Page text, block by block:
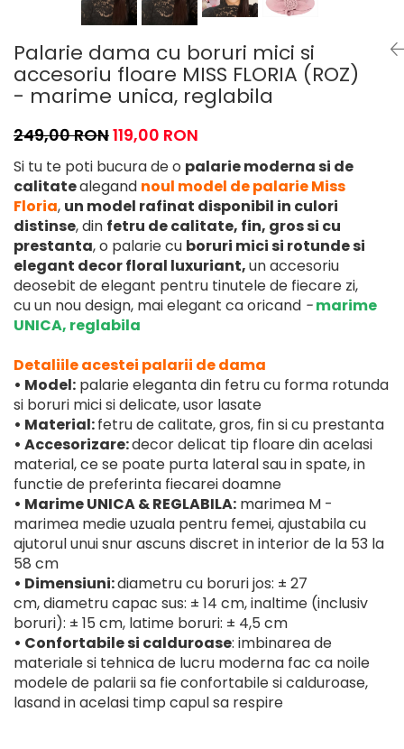
Palarie dama cu boruri mici si
accesoriu floare MISS FLORIA (ROZ)
- marime unica, reglabila
249,00 RON119,00 RON
Si tu te poti bucura de o palarie moderna si de
calitatealegand noul model de palarie Miss
Floria, un model rafinat disponibil in culori
distinse, din fetru de calitate, fin, gros si cu
prestanta, o palarie cu boruri mici si rotunde si
elegant decor floral luxuriant,un accesoriu
deosebit de elegant pentru tinutele de fiecare zi,
cu un nou design, mai elegant ca oricand -marime
UNICA, reglabila
Detaliile acestei palarii de dama
• Model: palarie eleganta din fetru cu forma rotunda
si boruri mici si delicate, usor lasate
• Material:fetru de calitate, gros, fin si cu prestanta
• Accesorizare:decor delicat tip floare din acelasi
material, ce se poate purta lateral sau in spate, in
functie de preferinta fiecarei doamne
• Marime UNICA & REGLABILA: marimea M -
marimea medie uzuala pentru femei, ajustabila cu
ajutorul unui snur ascuns discret in interior de la 53 la
58 cm
• Dimensiuni:diametru cu boruri jos: ± 27
cm, diametru capac sus: ± 14 cm, inaltime (inclusiv
boruri): ± 15 cm, latime boruri: ± 4,5 cm
• Confortabile si calduroase: imbinarea de
materiale si tehnica de lucru moderna fac ca noile
modele de palarii sa fie confortabile si calduroase,
lasand in acelasi timp capul sa respire